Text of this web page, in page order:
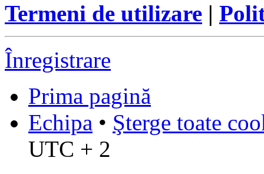
Termeni de utilizare |
Înregistrare
Prima pagină
Echipa • Şterge toate
UTC + 2